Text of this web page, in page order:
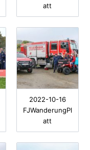
att
2022-10-16
FJWanderungPl
att